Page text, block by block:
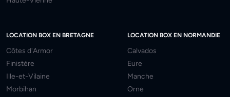
LOCATION BOX EN BRETAGNE
Côtes d'Armor
Finistère
Ille-et-Vilaine
Morbihan
LOCATION BOX EN NORMANDIE
Calvados
Eure
Manche
Orne